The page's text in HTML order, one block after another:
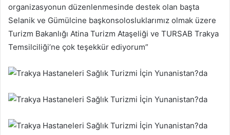
organizasyonun düzenlenmesinde destek olan başta
Selanik ve Gümülcine başkonsolosluklarımız olmak üzere
Turizm Bakanlığı Atina Turizm Ataşeliği ve TURSAB Trakya
Temsilciliği’ne çok teşekkür ediyorum”